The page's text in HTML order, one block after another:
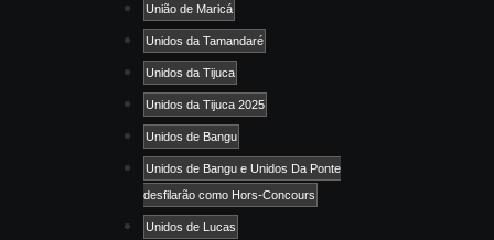
União de Maricá
Unidos da Tamandaré
Unidos da Tijuca
Unidos da Tijuca 2025
Unidos de Bangu
Unidos de Bangu e Unidos Da Ponte
desfilarão como Hors-Concours
Unidos de Lucas